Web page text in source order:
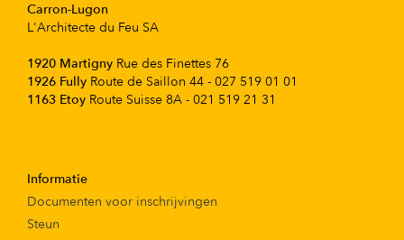
Carron-Lugon
L'Architecte du Feu SA
1920 Martigny Rue des Finettes 76
1926 Fully Route de Saillon 44 - 027 519 01 01
1163 Etoy Route Suisse 8A - 021 519 21 31
Informatie
Documenten voor inschrijvingen
Steun